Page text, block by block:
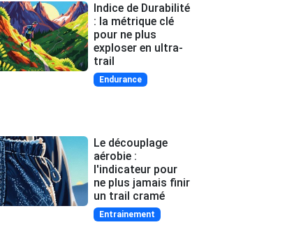
Indice de Durabilité
: la métrique clé
pour ne plus
exploser en ultra-
trail
Endurance
Le découplage
aérobie :
l'indicateur pour
ne plus jamais finir
un trail cramé
Entrainement